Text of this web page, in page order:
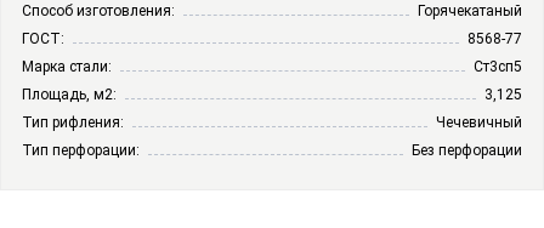
Способ изготовления:
Горячекатаный
ГОСТ:
8568-77
Марка стали:
Ст3сп5
Площадь, м2:
3,125
Тип рифления:
Чечевичный
Тип перфорации:
Без перфорации